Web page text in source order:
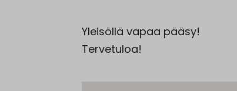
Yleisöllä vapaa pääsy!
Tervetuloa!